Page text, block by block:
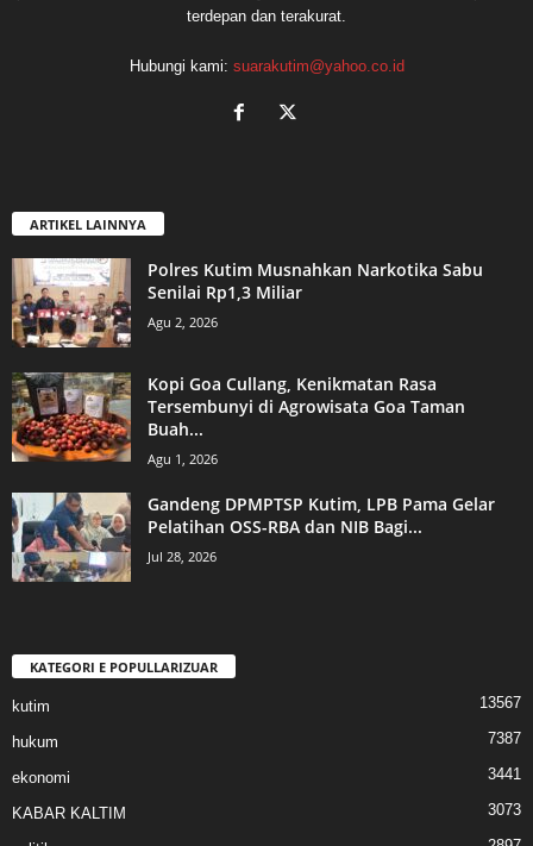
terdepan dan terakurat.
Hubungi kami: suarakutim@yahoo.co.id
ARTIKEL LAINNYA
Polres Kutim Musnahkan Narkotika Sabu
Senilai Rp1,3 Miliar
Agu 2, 2026
Kopi Goa Cullang, Kenikmatan Rasa
Tersembunyi di Agrowisata Goa Taman
Buah...
Agu 1, 2026
Gandeng DPMPTSP Kutim, LPB Pama Gelar
Pelatihan OSS-RBA dan NIB Bagi...
Jul 28, 2026
KATEGORI E POPULLARIZUAR
kutim 13567
hukum 7387
ekonomi 3441
KABAR KALTIM 3073